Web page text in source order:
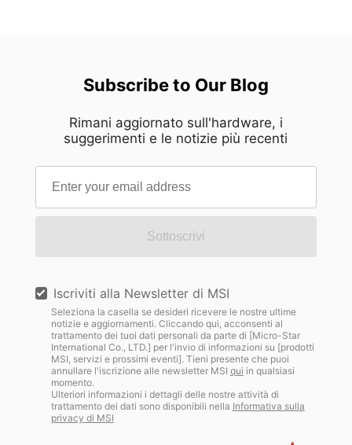
Subscribe to Our Blog
Rimani aggiornato sull'hardware, i
suggerimenti e le notizie più recenti
Sottoscrivi
Iscriviti alla Newsletter di MSI
Seleziona la casella se desideri ricevere le nostre ultime
notizie e aggiornamenti. Cliccando qui, acconsenti al
trattamento dei tuoi dati personali da parte di [Micro-Star
International Co., LTD.] per l'invio di informazioni su [prodotti
MSI, servizi e prossimi eventi]. Tieni presente che puoi
annullare l'iscrizione alle newsletter MSI qui in qualsiasi
momento.
Ulteriori informazioni i dettagli delle nostre attività di
trattamento dei dati sono disponibili nella Informativa sulla
privacy di MSI